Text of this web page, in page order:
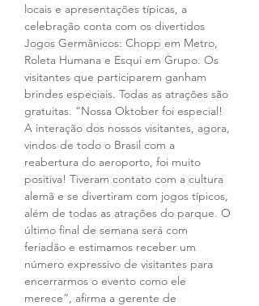
locais e apresentações típicas, a
celebração conta com os divertidos
Jogos Germânicos: Chopp em Metro,
Roleta Humana e Esqui em Grupo. Os
visitantes que participarem ganham
brindes especiais. Todas as atrações são
gratuitas. “Nossa Oktober foi especial!
A interação dos nossos visitantes, agora,
vindos de todo o Brasil com a
reabertura do aeroporto, foi muito
positiva! Tiveram contato com a cultura
alemã e se divertiram com jogos típicos,
além de todas as atrações do parque. O
último final de semana será com
feriadão e estimamos receber um
número expressivo de visitantes para
encerrarmos o evento como ele
merece”, afirma a gerente de